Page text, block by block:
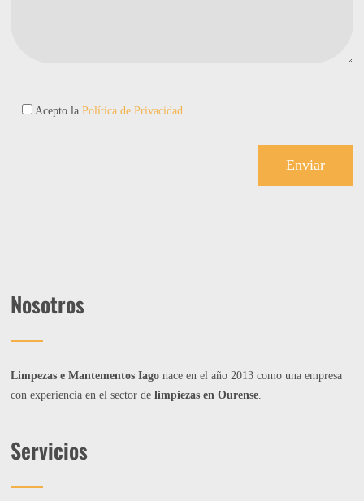
Acepto laPolítica de Privacidad
Nosotros
Limpezas e Mantementos Iago nace en el año 2013 como una empresa
con experiencia en el sector delimpiezas en Ourense
Servicios